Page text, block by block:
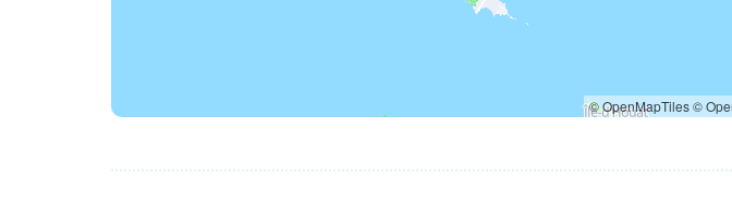
© OpenMapTiles©